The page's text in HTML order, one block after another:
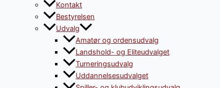
Kontakt
Bestyrelsen
Udvalg
Amatør og ordensudvalg
Landshold- og Eliteudvalget
Turneringsudvalg
Uddannelsesudvalget